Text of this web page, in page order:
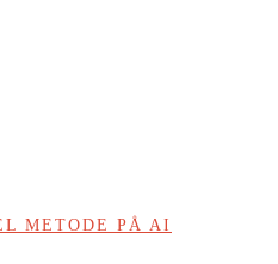
METODE PÅ AI